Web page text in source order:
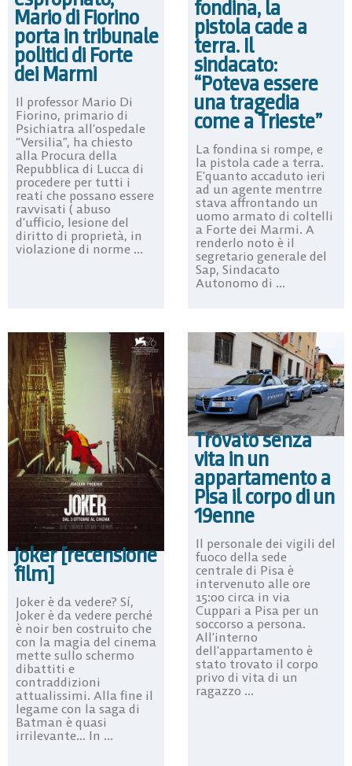
Mario di Fiorino
porta in tribunale
politici di Forte
dei Marmi
Il professor Mario Di
Fiorino, primario di
Psichiatra all’ospedale
“Versilia”, ha chiesto
alla Procura della
Repubblica di Lucca di
procedere per tutti i
reati che possano essere
ravvisati ( abuso
d’ufficio, lesione del
diritto di proprietà, in
violazione di norme ...
fondina, la
pistola cade a
terra. Il
sindacato:
“Poteva essere
una tragedia
come a Trieste”
La fondina si rompe, e
la pistola cade a terra.
E’quanto accaduto ieri
ad un agente mentrre
stava affrontando un
uomo armato di coltelli
a Forte dei Marmi. A
renderlo noto è il
segretario generale del
Sap, Sindacato
Autonomo di ...
Joker [recensione
film]
Joker è da vedere? Sí,
Joker è da vedere perché
è noir ben costruito che
con la magia del cinema
mette sullo schermo
dibattiti e
contraddizioni
attualissimi. Alla fine il
legame con la saga di
Batman è quasi
irrilevante… In ...
Trovato senza
vita in un
appartamento a
Pisa il corpo di un
19enne
Il personale dei vigili del
fuoco della sede
centrale di Pisa è
intervenuto alle ore
15:00 circa in via
Cuppari a Pisa per un
soccorso a persona.
All’interno
dell’appartamento è
stato trovato il corpo
privo di vita di un
ragazzo ...